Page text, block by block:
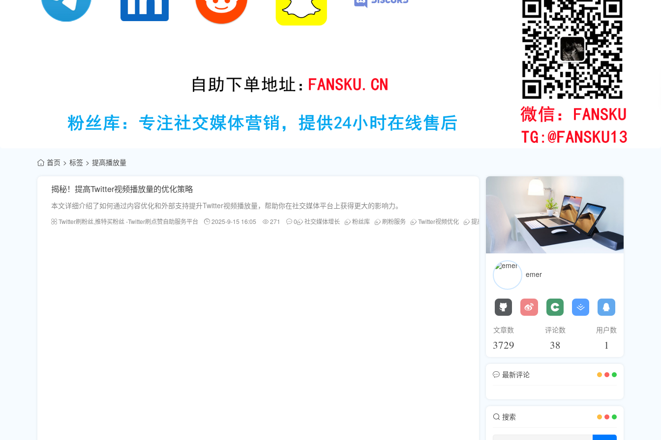
首页 标签 提高播放量
揭秘！提高Twitter视频播放量的优化策略
本文详细介绍了如何通过内容优化和外部支持提升Twitter视频播放量，帮助你在社交媒体平台上获得更大的影响力。
Twitter刷粉丝,推特买粉丝 -Twitter刷点赞自助服务平台 2025-9-15 16:05 271 0 社交媒体增长 粉丝库 刷粉服务 Twitter视频优化 提高播放量
emer
文章数
3729
评论数
38
用户数
1
最新评论
搜索